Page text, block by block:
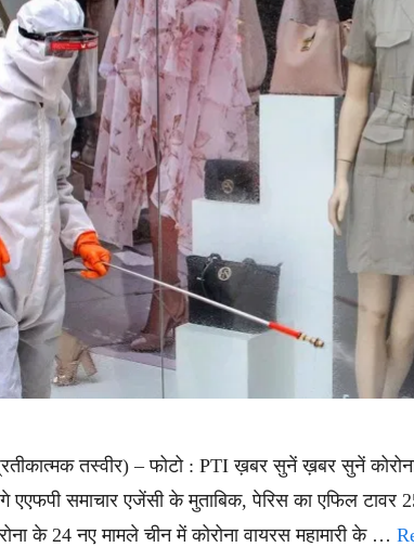
तस्वीर) – फोटो : PTI ख़बर सुनें ख़बर सुनें
समाचार एजेंसी के मुताबिक, पेरिस का एफिल
के 24 नए मामले चीन में कोरोना वायरस महामारी के …